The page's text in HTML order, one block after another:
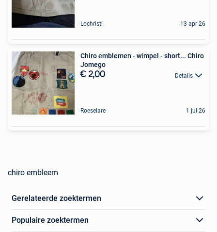
Lochristi 13 apr 26
Chiro emblemen - wimpel - short... Chiro
Jomego
€ 2,00 Details
Roeselare 1 jul 26
chiro embleem
Gerelateerde zoektermen
Populaire zoektermen